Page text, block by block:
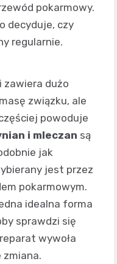
pokarmowy.
decyduje, czy
regularnie.
zawiera dużo
związku, ale
powoduje
i mleczan są
jak
jest przez
pokarmowym.
idealna forma
sprawdzi się
wywoła
zmiana.